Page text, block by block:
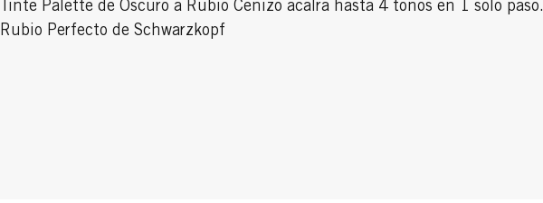
Tinte Palette de Oscuro a Rubio Cenizo acalra hasta 4 tonos en 1 solo paso.
Rubio Perfecto de Schwarzkopf